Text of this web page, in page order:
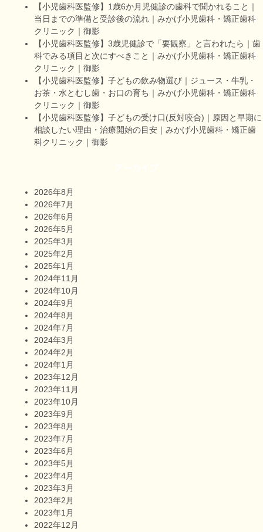
【小児歯科医監修】1歳6か月児健診の歯科で聞かれること｜
当日までの準備と受診後の流れ｜みかげ小児歯科・矯正歯科
クリニック｜御影
【小児歯科医監修】3歳児健診で「要観察」と言われたら｜歯
科でみる項目と次にすべきこと｜みかげ小児歯科・矯正歯科
クリニック｜御影
【小児歯科医監修】子どもの飲み物選び｜ジュース・牛乳・
お茶・水とむし歯・お口の育ち｜みかげ小児歯科・矯正歯科
クリニック｜御影
【小児歯科医監修】子どもの受け口(反対咬合)｜原因と早期に
相談したい理由・治療開始の目安｜みかげ小児歯科・矯正歯
科クリニック｜御影
2026年8月
2026年7月
2026年6月
2026年5月
2025年3月
2025年2月
2025年1月
2024年11月
2024年10月
2024年9月
2024年8月
2024年7月
2024年3月
2024年2月
2024年1月
2023年12月
2023年11月
2023年10月
2023年9月
2023年8月
2023年7月
2023年6月
2023年5月
2023年4月
2023年3月
2023年2月
2023年1月
2022年12月